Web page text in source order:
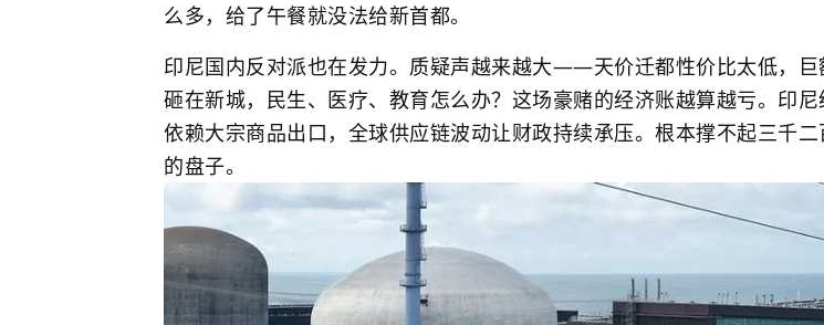
么多，给了午餐就没法给新首都。
印尼国内反对派也在发力。质疑声越来越大——天价迁都性价比太低，巨
砸在新城，民生、医疗、教育怎么办？这场豪赌的经济账越算越亏。印尼
依赖大宗商品出口，全球供应链波动让财政持续承压。根本撑不起三千
的盘子。